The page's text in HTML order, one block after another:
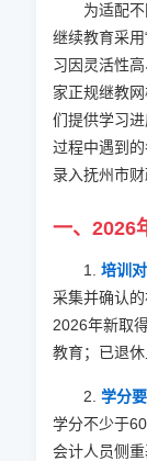
为适配
继续教育采
习因灵活性
家正规继教
们提供学习
过程中遇到
录入抚州市财
一、 2026
1. 培训
采集并确认
2026年新取
教育；已退
2. 学分
学分不少于
会计人员侧